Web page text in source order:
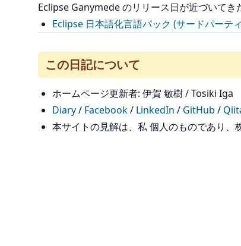
Eclipse Ganymede のリリース日が近づいてき
Eclipse 日本語化言語パック (サードパーテ
この日記について
ホームページ更新者: 伊賀 敏樹 / Tosiki Iga
Diary/ Facebook/ LinkedIn / GitHub /
本サイトの見解は、私 個人のものであり、